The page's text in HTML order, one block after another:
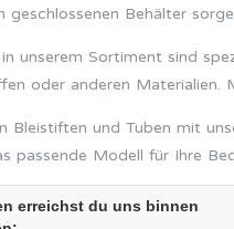
geschlossenen Behälter
unserem Sortiment sind
oder anderen Materialien.
Bleistiften und Tuben mit
passende Modell für Ihre
erreichst du uns binnen